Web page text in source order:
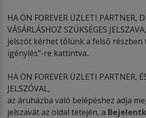
HA ÖN FOREVER ÜZLETI PARTNER,
VÁSÁRLÁSHOZ SZÜKSÉGES JELSZAVA,
jelszót kérhet tőlünk a felső részben
igénylés"-re kattintva..
HA ÖN FOREVER ÜZLETI PARTNER,
JELSZÓVAL,
az áruházba való belépéshez adja
jelszavát az oldal tetején, a